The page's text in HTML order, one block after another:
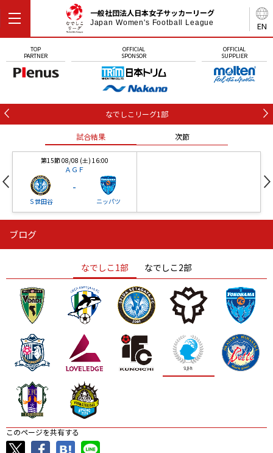
EN
一般社団法人日本女子サッカーリーグ
Japan Women's Football League
TOP
PARTNER
OFFICIAL
SPONSOR
OFFICIAL
SUPPLIER
なでしこリーグ1部
試合結果 次節
第15節 08/08 (土) 16:00
ＡＧＦ
Ｓ世田谷
-
ニッパツ
ニッパツ
ニッパツ 名古屋
石人の星
静岡 愛媛Ｌ
ブログ
なでしこ1部 なでしこ2部
このページを共有する